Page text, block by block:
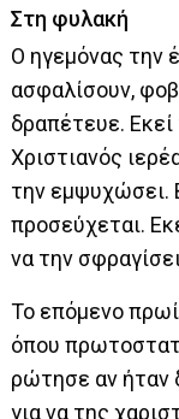
Στη φυλακή
Ο ηγεμόνας την
ασφαλίσουν,
δραπέτευε.
Χριστιανός
την εμψυχώσει.
προσεύχεται.
να την
Το επόμενο
όπου
ρώτησε αν ήταν
για να της